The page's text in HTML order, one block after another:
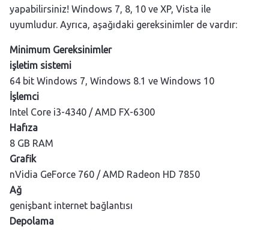
yapabilirsiniz! Windows 7, 8, 10 ve XP, Vista ile
uyumludur. Ayrıca, aşağıdaki gereksinimler de vardır:
Minimum Gereksinimler
işletim sistemi
64 bit Windows 7, Windows 8.1 ve Windows 10
İşlemci
Intel Core i3-4340 / AMD FX-6300
Hafıza
8 GB RAM
Grafik
nVidia GeForce 760 / AMD Radeon HD 7850
Ağ
genişbant internet bağlantısı
Depolama